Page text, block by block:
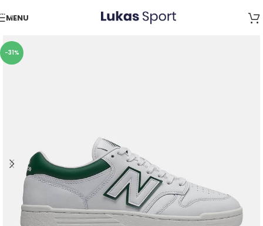
Skip to navigation
Skip to main content
MENU
-31%